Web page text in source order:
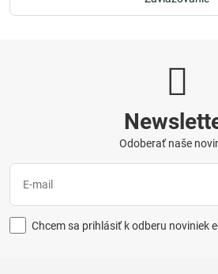
Odoberať naše
Chcem sa prihlásiť k odberu noviniek